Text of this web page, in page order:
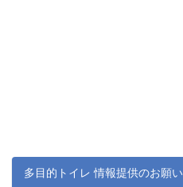
多目的トイレ 情報提供のお願い